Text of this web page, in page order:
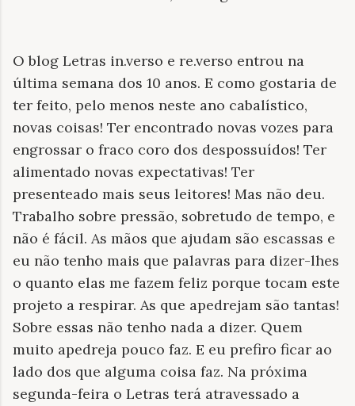
O blog Letras in.verso e re.verso entrou na
última semana dos 10 anos. E como gostaria de
ter feito, pelo menos neste ano cabalístico,
novas coisas! Ter encontrado novas vozes para
engrossar o fraco coro dos despossuídos! Ter
alimentado novas expectativas! Ter
presenteado mais seus leitores! Mas não deu.
Trabalho sobre pressão, sobretudo de tempo, e
não é fácil. As mãos que ajudam são escassas e
eu não tenho mais que palavras para dizer-lhes
o quanto elas me fazem feliz porque tocam este
projeto a respirar. As que apedrejam são tantas!
Sobre essas não tenho nada a dizer. Quem
muito apedreja pouco faz. E eu prefiro ficar ao
lado dos que alguma coisa faz. Na próxima
segunda-feira o Letras terá atravessado a